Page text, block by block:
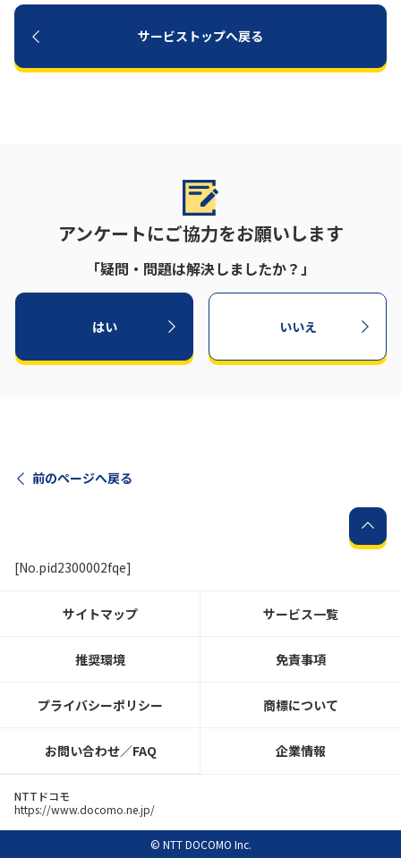
サービストップへ戻る
アンケートにご協力をお願いします
「疑問・問題は解決しましたか？」
はい いいえ
前のページへ戻る
[No.pid2300002fqe]
サイトマップ サービス一覧
推奨環境 免責事項
プライバシーポリシー 商標について
お問い合わせ／FAQ 企業情報
NTTドコモ
https://www.docomo.ne.jp/
© NTT DOCOMO Inc.